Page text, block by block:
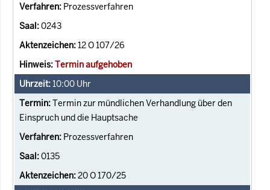
Prozessverfahren
0243
12 O 107/26
Termin aufgehoben
10:00 Uhr
Termin zur mündlichen Verhandlung über den
Einspruch und die Hauptsache
Prozessverfahren
0135
20 O 170/25